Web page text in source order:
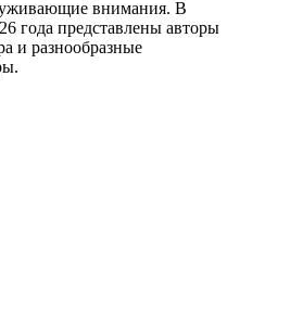
внимания. В
года представлены авторы
и разнообразные